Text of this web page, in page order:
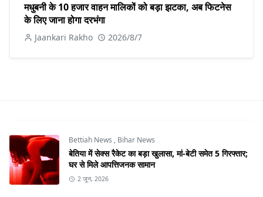
मधुबनी के 10 हजार वाहन मालिकों को बड़ा झटका, अब फिटनेस
के लिए जाना होगा दरभंगा
Jaankari Rakho 2026/8/7
Bettiah News , Bihar News
बेतिया में सेक्स रैकेट का बड़ा खुलासा, मां-बेटी समेत 5 गिरफ्तार;
घर से मिले आपत्तिजनक सामान
2 जून, 2026